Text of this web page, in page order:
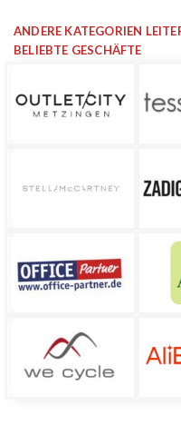
ANDERE KATEGORIEN
BELIEBTE GESCHÄFTE